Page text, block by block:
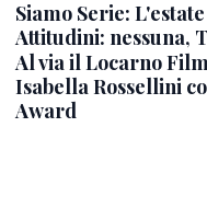
Siamo Serie:
Attitudini: nessuna,
Al via il Locarno
Isabella Rossellini
Award